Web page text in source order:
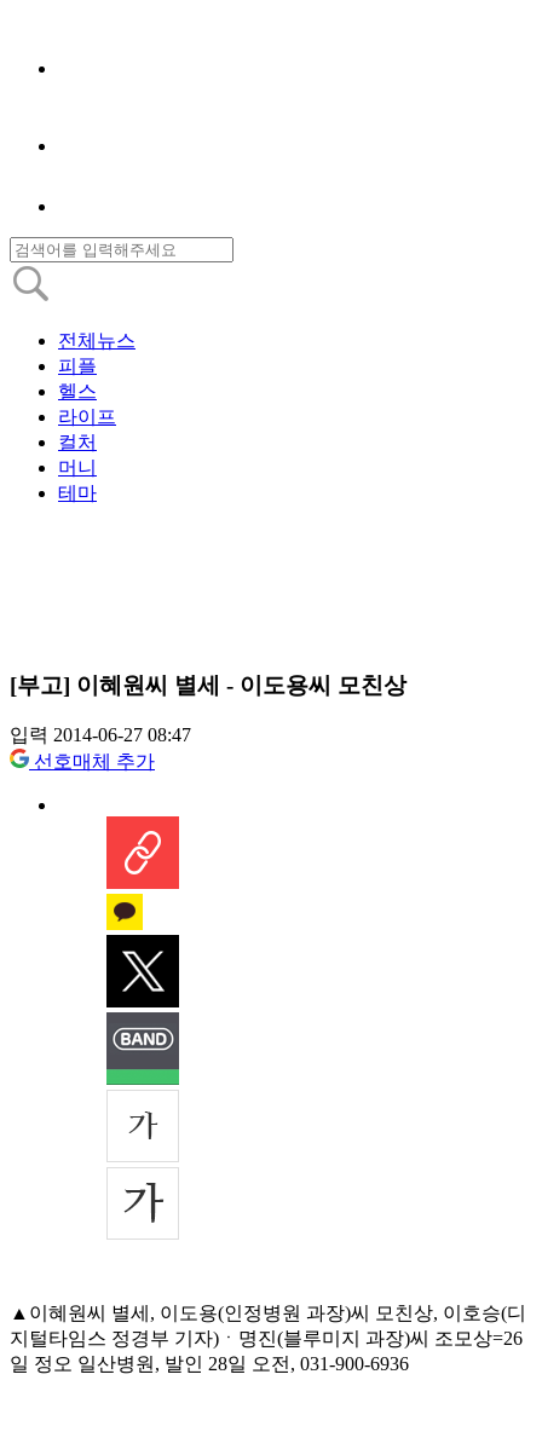
전체뉴스
피플
헬스
라이프
컬처
머니
테마
[부고] 이혜원씨 별세 - 이도용씨 모친상
입력 2014-06-27 08:47
선호매체 추가
▲이혜원씨 별세, 이도용(인정병원 과장)씨 모친상, 이호승(디
지털타임스 정경부 기자)ㆍ명진(블루미지 과장)씨 조모상=26
일 정오 일산병원, 발인 28일 오전, 031-900-6936